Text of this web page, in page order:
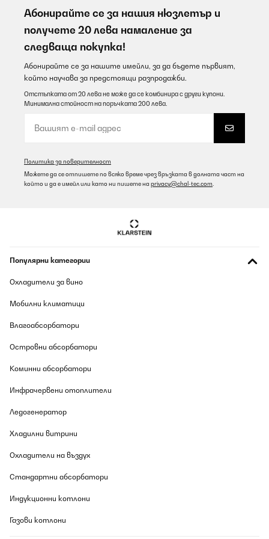
Абонирайте се за нашия нюзлетър и
получете 20 лева намаление за
следваща покупка!
Абонирайте се за нашите имейли, за да бъдете първият,
който научава за предстоящи разпродажби.
Отстъпката от 20 лева не може да се комбинира с други купони.
Минимална стойност на поръчката 200 лева.
Политика за поверителност
Можете да се отпишете по всяко време чрез връзката в долната част на
който и да е имейл или като ни пишете на privacy@chal-tec.com
Популярни категории
Охладители за вино
Мобилни климатици
Влагоабсорбатори
Островни абсорбатори
Коминни абсорбатори
Инфрачервени отоплители
Ледогенератор
Хладилни витрини
Охладители на въздух
Стандартни абсорбатори
Индукционни котлони
Газови котлони